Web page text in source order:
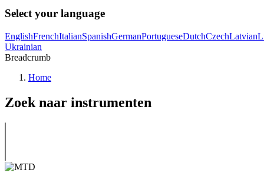
Select your language
EnglishFrenchItalianSpanishGermanPortugueseDutchCzechLatvian
Ukrainian
Breadcrumb
Home
Zoek naar instrumenten